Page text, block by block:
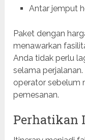
Antar jemput
Paket dengan
menawarkan
Anda tidak perlu
selama
operator sebelum
pemesanan.
Perhatikan